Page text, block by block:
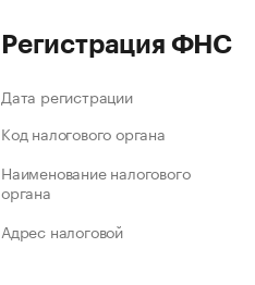
Регистрация ФНС
Дата регистрации
Код налогового органа
Наименование налогового
органа
Адрес налоговой